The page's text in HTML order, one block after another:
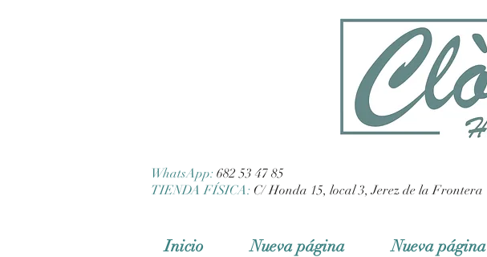
WhatsApp: 682 53 47 85
TIENDA FÍSICA: C/ Honda 15, local 3, Jerez de la Frontera
Inicio Nueva página Nueva página